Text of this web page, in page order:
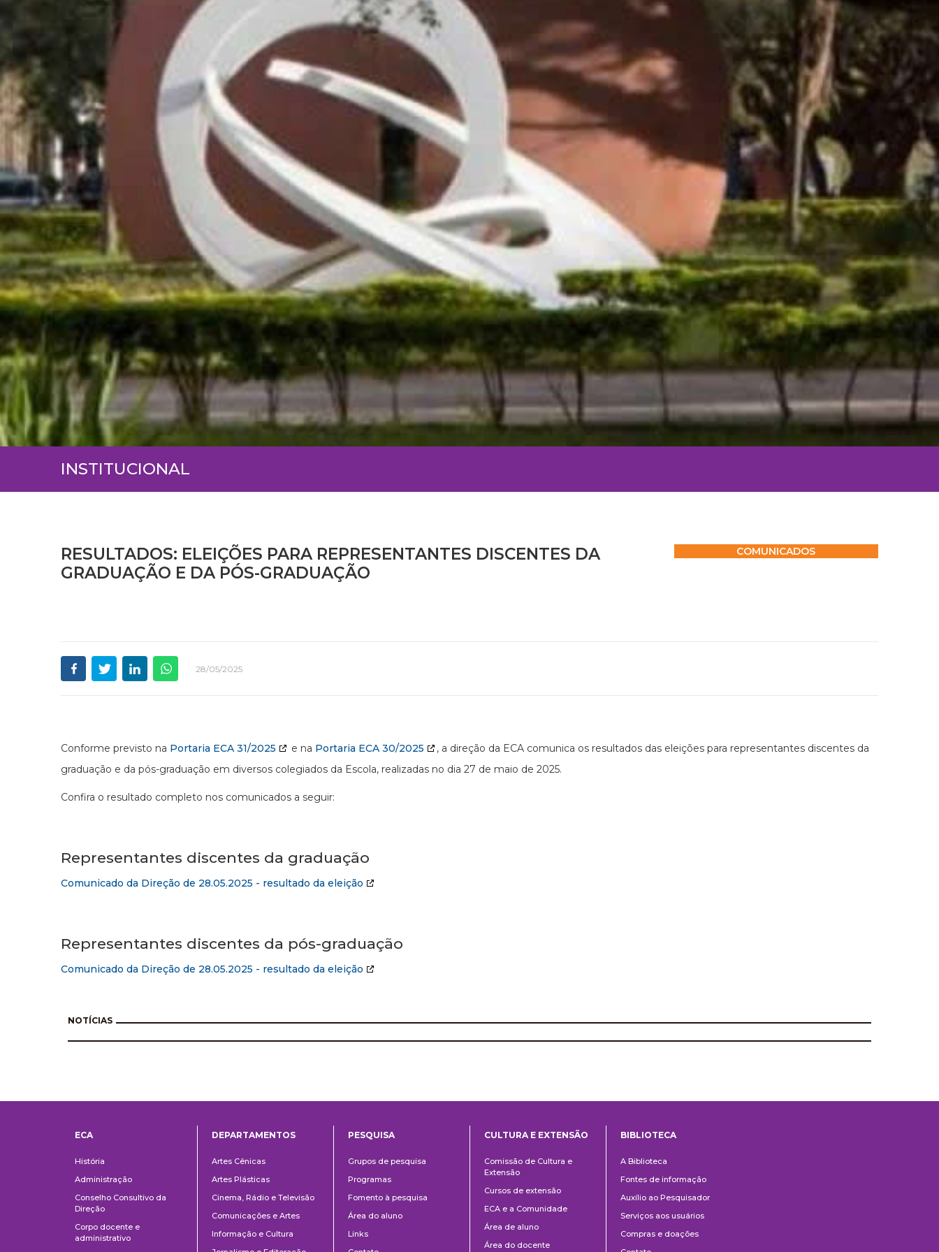
INSTITUCIONAL
RESULTADOS: ELEIÇÕES PARA REPRESENTANTES DISCENTES DA
GRADUAÇÃO E DA PÓS-GRADUAÇÃO
COMUNICADOS
28/05/2025
Conforme previsto na Portaria ECA 31/2025 e na Portaria ECA 30/2025
, a direção da ECA comunica os resultados das eleições para representantes discentes da
graduação e da pós-graduação em diversos colegiados da Escola, realizadas no dia 27 de maio de 2025.
Confira o resultado completo nos comunicados a seguir:
Representantes discentes da graduação
Comunicado da Direção de 28.05.2025 - resultado da eleição
Representantes discentes da pós-graduação
Comunicado da Direção de 28.05.2025 - resultado da eleição
NOTÍCIAS
ECA
História
Administração
Conselho Consultivo da
Direção
Corpo docente e
administrativo
DEPARTAMENTOS
Artes Cênicas
Artes Plásticas
Cinema, Rádio e Televisão
Comunicações e Artes
Informação e Cultura
PESQUISA
Grupos de pesquisa
Programas
Fomento à pesquisa
Área do aluno
Links
e
Extensão
CULTURA E EXTENSÃO
Comissão de Cultura e
Extensão
Cursos de extensão
ECA e a Comunidade
Área de aluno
Área do docente
BIBLIOTECA
A Biblioteca
Fontes de informação
Auxílio ao Pesquisador
Serviços aos usuários
Compras e doações